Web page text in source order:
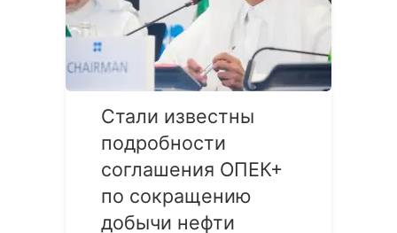
Стали известны
подробности
соглашения ОПЕК+
по сокращению
добычи нефти